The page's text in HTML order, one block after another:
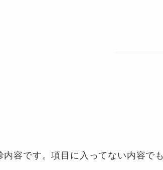
内容です。項目に入ってない内容で